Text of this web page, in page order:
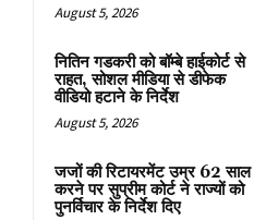
August 5, 2026
नितिन गडकरी को बॉम्बे हाईकोर्ट से
राहत, सोशल मीडिया से डीफेक
वीडियो हटाने के निर्देश
August 5, 2026
जजों की रिटायरमेंट उम्र 62 साल
करने पर सुप्रीम कोर्ट ने राज्यों को
पुनर्विचार के निर्देश दिए